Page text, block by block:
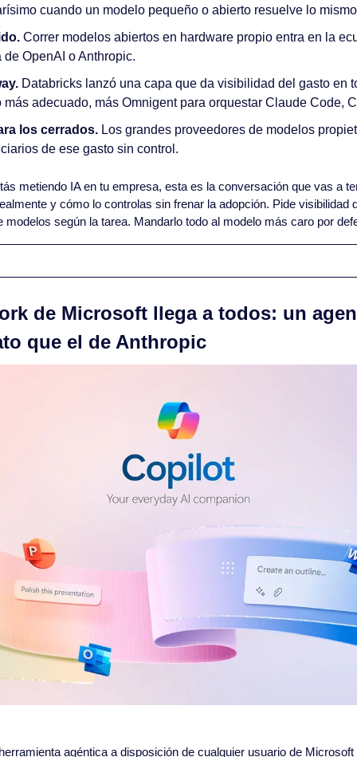
cuando un modelo pequeño o abierto resuelve lo
Correr modelos abiertos en hardware propio entra en la
OpenAI o Anthropic.
Databricks lanzó una capa que da visibilidad del gasto en
más adecuado, más Omnigent para orquestar Claude Code,
los cerrados. Los grandes proveedores de modelos
de ese gasto sin control.
metiendo IA en tu empresa, esta es la conversación que vas a
y cómo lo controlas sin frenar la adopción. Pide visibilidad
modelos según la tarea. Mandarlo todo al modelo más caro por
de Microsoft llega a todos: un
que el de Anthropic